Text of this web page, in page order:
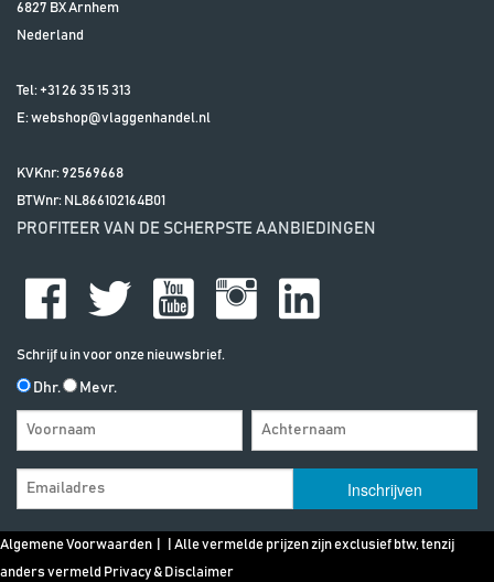
6827 BXArnhem
Nederland
Tel: +31 26 35 15 313
E:webshop@vlaggenhandel.nl
KVKnr: 92569668
BTWnr: NL866102164B01
PROFITEER VAN DE SCHERPSTE AANBIEDINGEN
Schrijf u in voor onze nieuwsbrief.
Dhr. Mevr.
Algemene Voorwaarden | | Alle vermelde prijzen zijn exclusief btw, tenzij
anders vermeld Privacy & Disclaimer